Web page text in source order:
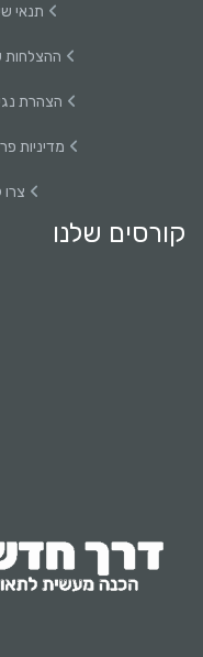
תנאי
ההצלחות
הצהרת
מדיניות
קורסים שלנו